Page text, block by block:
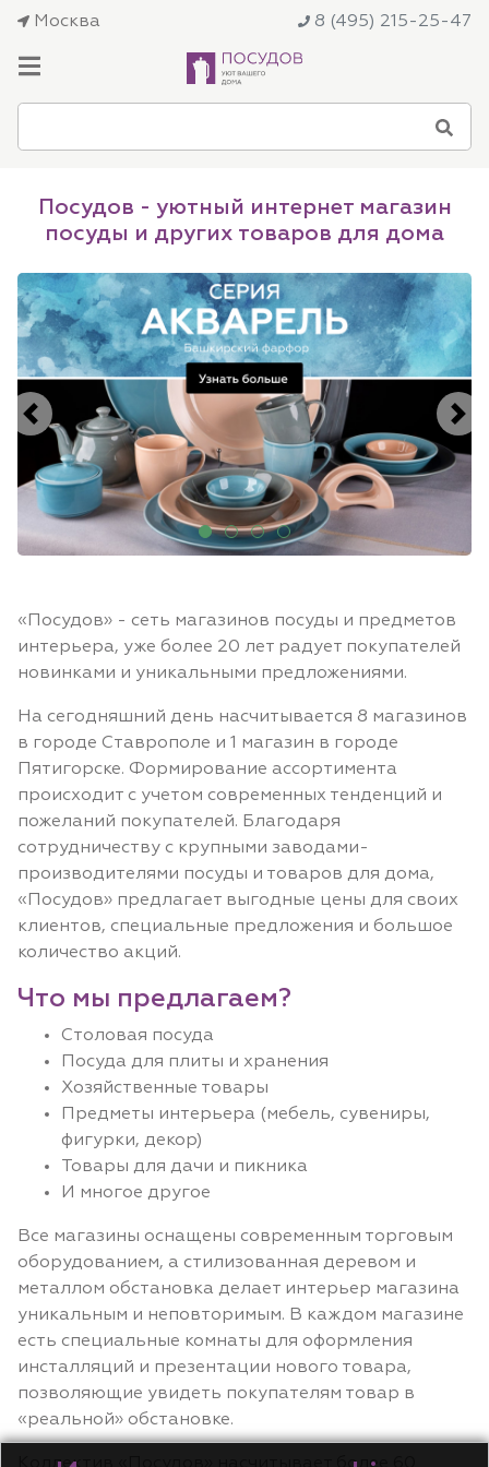
Москва 8 (495) 215-25-47
Посудов - уютный интернет магазин
посуды и других товаров для дома
Previous Next
«Посудов» - сеть магазинов посуды и предметов
интерьера, уже более 20 лет радует покупателей
новинками и уникальными предложениями.
На сегодняшний день насчитывается 8 магазинов
в городе Ставрополе и 1 магазин в городе
Пятигорске. Формирование ассортимента
происходит с учетом современных тенденций и
пожеланий покупателей. Благодаря
сотрудничеству с крупными заводами-
производителями посуды и товаров для дома,
«Посудов» предлагает выгодные цены для своих
клиентов, специальные предложения и большое
количество акций.
Что мы предлагаем?
Столовая посуда
Посуда для плиты и хранения
Хозяйственные товары
Предметы интерьера (мебель, сувениры,
фигурки, декор)
Товары для дачи и пикника
И многое другое
Все магазины оснащены современным торговым
оборудованием, а стилизованная деревом и
металлом обстановка делает интерьер магазина
уникальным и неповторимым. В каждом магазине
есть специальные комнаты для оформления
инсталляций и презентации нового товара,
позволяющие увидеть покупателям товар в
«реальной» обстановке.